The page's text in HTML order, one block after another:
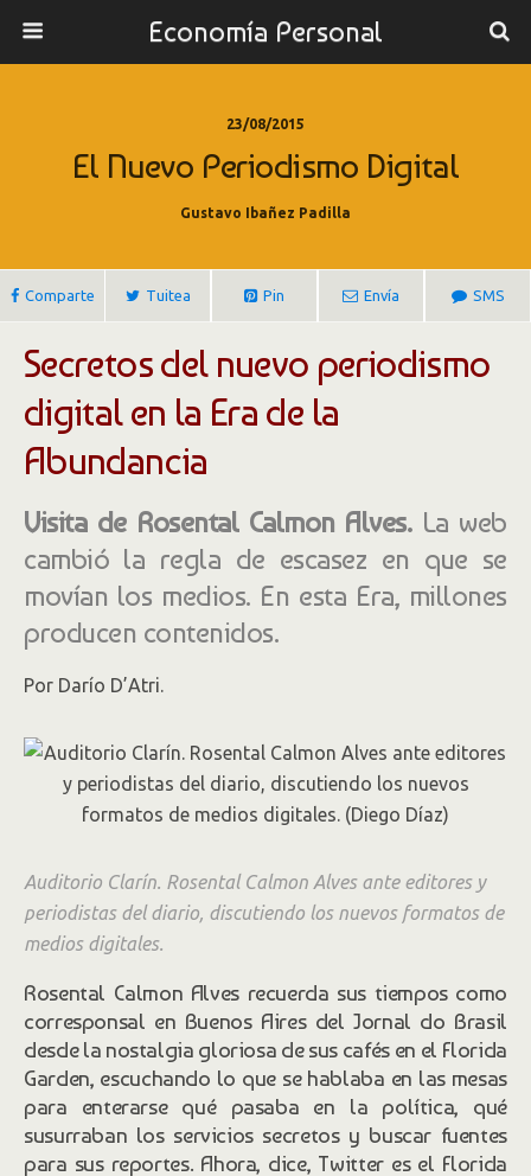
Economía Personal
23/08/2015
El Nuevo Periodismo Digital
Gustavo Ibañez Padilla
Comparte Tuitea Pin Envía SMS
Secretos del nuevo periodismo
digital en la Era de la
Abundancia
Visita de Rosental Calmon Alves. La web
cambió la regla de escasez en que se
movían los medios. En esta Era, millones
producen contenidos.
Por Darío D’Atri.
Auditorio Clarín. Rosental Calmon Alves ante editores y
periodistas del diario, discutiendo los nuevos formatos de
medios digitales.
Rosental Calmon Alves recuerda sus tiempos como
corresponsal en Buenos Aires del Jornal do Brasil
desde la nostalgia gloriosa de sus cafés en el Florida
Garden, escuchando lo que se hablaba en las mesas
para enterarse qué pasaba en la política, qué
susurraban los servicios secretos y buscar fuentes
para sus reportes. Ahora, dice, Twitter es el Florida